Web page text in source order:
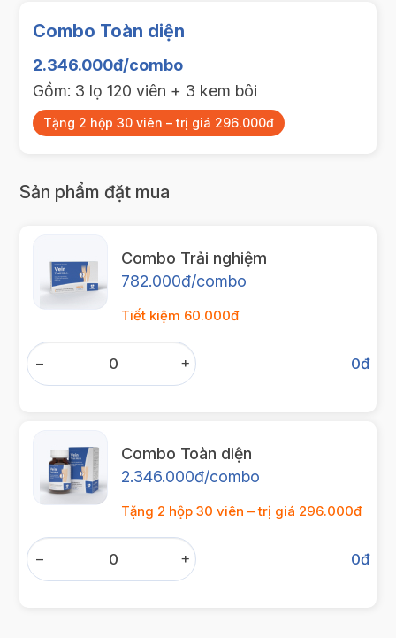
Combo Toàn diện
2.346.000đ/combo
Gồm: 3 lọ 120 viên + 3 kem bôi
Tặng 2 hộp 30 viên – trị giá 296.000đ
Sản phẩm đặt mua
Combo Trải nghiệm
782.000đ/combo
Tiết kiệm 60.000đ
+
− 0đ
Combo Toàn diện
2.346.000đ/combo
Tặng 2 hộp 30 viên – trị giá 296.000đ
+
− 0đ